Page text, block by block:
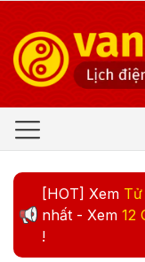
[HOT] Xem
nhất - Xem 12
!